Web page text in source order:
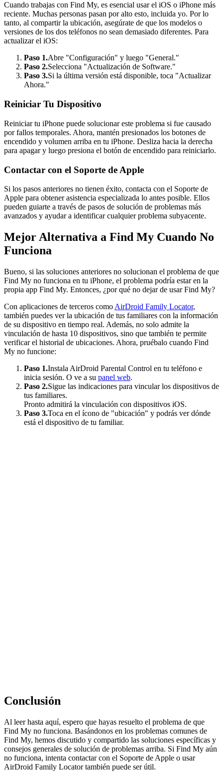
Cuando trabajas con Find My, es esencial usar el iOS o iPhone más
reciente. Muchas personas pasan por alto esto, incluida yo. Por lo
tanto, al compartir la ubicación, asegúrate de que los modelos o
versiones de los dos teléfonos no sean demasiado diferentes. Para
actualizar el iOS:
Paso 1.Abre "Configuración" y luego "General."
Paso 2.Selecciona "Actualización de Software."
Paso 3.Si la última versión está disponible, toca "Actualizar
Ahora."
Reiniciar Tu Dispositivo
Reiniciar tu iPhone puede solucionar este problema si fue causado
por fallos temporales. Ahora, mantén presionados los botones de
encendido y volumen arriba en tu iPhone. Desliza hacia la derecha
para apagar y luego presiona el botón de encendido para reiniciarlo.
Contactar con el Soporte de Apple
Si los pasos anteriores no tienen éxito, contacta con el Soporte de
Apple para obtener asistencia especializada lo antes posible. Ellos
pueden guiarte a través de pasos de solución de problemas más
avanzados y ayudar a identificar cualquier problema subyacente.
Mejor Alternativa a Find My Cuando No
Funciona
Bueno, si las soluciones anteriores no solucionan el problema de que
Find My no funciona en tu iPhone, el problema podría estar en la
propia app Find My. Entonces, ¿por qué no dejar de usar Find My?
Con aplicaciones de terceros como AirDroid Family Locator,
también puedes ver la ubicación de tus familiares con la información
de su dispositivo en tiempo real. Además, no solo admite la
vinculación de hasta 10 dispositivos, sino que también te permite
verificar el historial de ubicaciones. Ahora, pruébalo cuando Find
My no funcione:
Paso 1.Instala AirDroid Parental Control en tu teléfono e
inicia sesión. O ve a su panel web.
Paso 2.Sigue las indicaciones para vincular los dispositivos de
tus familiares.
Pronto admitirá la vinculación con dispositivos iOS.
Paso 3.Toca en el ícono de "ubicación" y podrás ver dónde
está el dispositivo de tu familiar.
Conclusión
Al leer hasta aquí, espero que hayas resuelto el problema de que
Find My no funciona. Basándonos en los problemas comunes de
Find My, hemos discutido y compartido las soluciones específicas y
consejos generales de solución de problemas arriba. Si Find My aún
no funciona, intenta contactar con el Soporte de Apple o usar
AirDroid Family Locator también puede ser útil.